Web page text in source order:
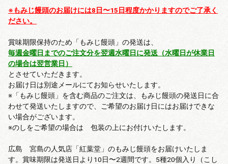
※もみじ饅頭のお届けには8日〜15日程度かかりますのでご了承く
ださい。
賞味期限保持のため「もみじ饅頭」の発送は、
毎週金曜日までのご注文分を翌週水曜日に発送（水曜日が休業日
の場合は翌営業日）
とさせていただきます。
お届け日は別途メールにてお知らせいたします。
※「もみじ饅頭」を含む商品のご注文は、もみじ饅頭の発送日に合
わせて発送いたしますので、ご希望のお届け日にはお届けできな
い場合がございます。
※のしをご希望の場合は 包装の上にお付けいたします。
広島 宮島の人気店「紅葉堂」のもみじ饅頭をお届けいたしま
す。賞味期限は発送日より10日〜2週間です。5種20個入り（こし